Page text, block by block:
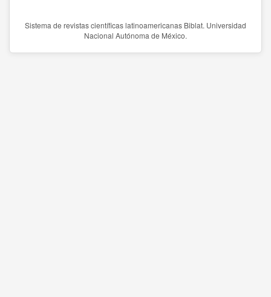
Sistema de revistas científicas latinoamericanas Biblat. Universidad
Nacional Autónoma de México.